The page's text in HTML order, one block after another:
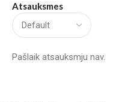
Atsauksmes
Pašlaik atsauksmju nav.